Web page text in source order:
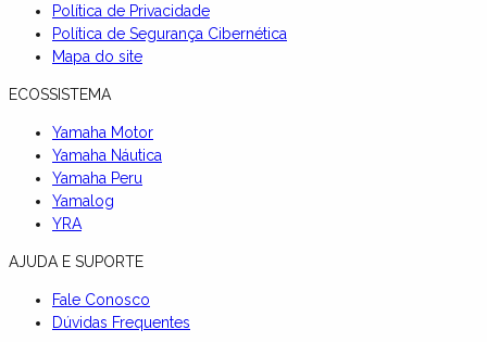
Política de Privacidade
Política de Segurança Cibernética
Mapa do site
ECOSSISTEMA
Yamaha Motor
Yamaha Náutica
Yamaha Peru
Yamalog
YRA
AJUDA E SUPORTE
Fale Conosco
Dúvidas Frequentes